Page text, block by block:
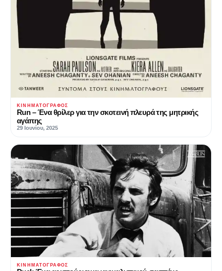
ΚΙΝΗΜΑΤΟΓΡΆΦΟΣ
Run – Ένα θρίλερ για την σκοτεινή πλευρά της μητρικής
αγάπης
29 Ιουνίου, 2025
ΚΙΝΗΜΑΤΟΓΡΆΦΟΣ